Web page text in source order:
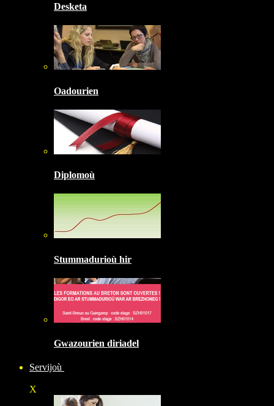
Desketa
Oadourien
Diplomoù
Stummadurioù hir
Gwazourien diriadel
Servijoù
X